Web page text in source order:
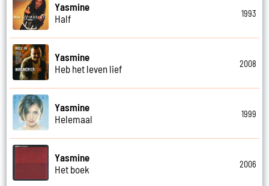
Yasmine
Half
1993
Yasmine
Heb het leven lief
2008
Yasmine
Helemaal
1999
Yasmine
Het boek
2006